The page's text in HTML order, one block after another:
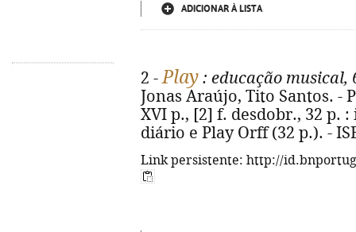
ADICIONAR À LISTA
2 -Play : educação musical,
Jonas Araújo, Tito Santos. -
XVI p., [2] f. desdobr., 32 p.
diário e Play Orff (32 p.). -
Link persistente: http://